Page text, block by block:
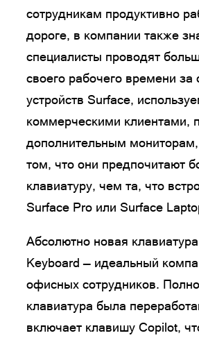
сотрудникам продуктивно
дороге, в компании также
специалисты проводят
своего рабочего времени за
устройств Surface,
коммерческими клиентами,
дополнительным мониторам,
том, что они предпочитают
клавиатуру, чем та, что
Surface Pro или Surface
Абсолютно новая
Keyboard — идеальный
офисных сотрудников.
клавиатура была
включает клавишу Copilot,